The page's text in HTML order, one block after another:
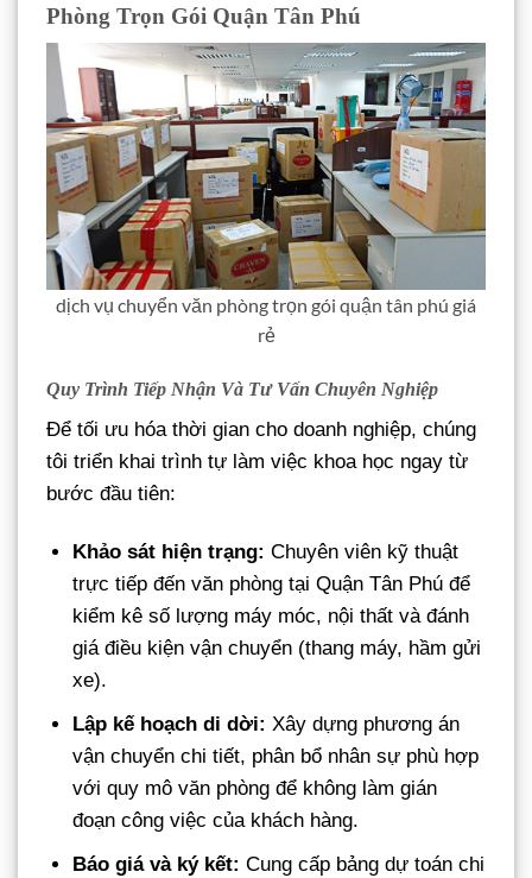
Phòng Trọn Gói Quận Tân Phú
dịch vụ chuyển văn phòng trọn gói quận tân phú giá
rẻ
Quy Trình Tiếp Nhận Và Tư Vấn Chuyên Nghiệp
Để tối ưu hóa thời gian cho doanh nghiệp, chúng
tôi triển khai trình tự làm việc khoa học ngay từ
bước đầu tiên:
Khảo sát hiện trạng: Chuyên viên kỹ thuật
trực tiếp đến văn phòng tại Quận Tân Phú để
kiểm kê số lượng máy móc, nội thất và đánh
giá điều kiện vận chuyển (thang máy, hầm gửi
xe).
Lập kế hoạch di dời: Xây dựng phương án
vận chuyển chi tiết, phân bổ nhân sự phù hợp
với quy mô văn phòng để không làm gián
đoạn công việc của khách hàng.
Báo giá và ký kết: Cung cấp bảng dự toán chi